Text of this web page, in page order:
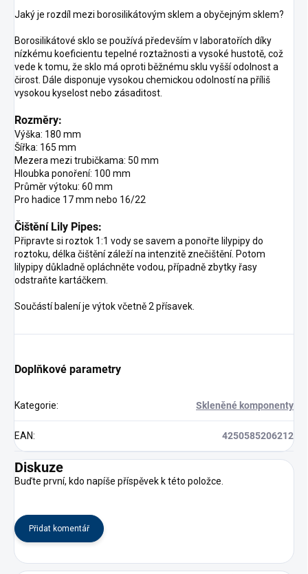
Jaký je rozdíl mezi borosilikátovým sklem a obyčejným sklem?
Borosilikátové sklo se používá především v laboratořích díky
nízkému koeficientu tepelné roztažnosti a vysoké hustotě, což
vede k tomu, že sklo má oproti běžnému sklu vyšší odolnost a
čirost. Dále disponuje vysokou chemickou odolností na příliš
vysokou kyselost nebo zásaditost.
Rozměry:
Výška: 180 mm
Šířka: 165 mm
Mezera mezi trubičkama: 50 mm
Hloubka ponoření: 100 mm
Průměr výtoku: 60 mm
Pro hadice 17 mm nebo 16/22
Čištění Lily Pipes:
Připravte si roztok 1:1 vody se savem a ponořte lilypipy do
roztoku, délka čištění záleží na intenzitě znečištění. Potom
lilypipy důkladně opláchněte vodou, případně zbytky řasy
odstraňte kartáčkem.
Součástí balení je výtok včetně 2 přísavek.
Doplňkové parametry
Kategorie: Skleněné komponenty
EAN: 4250585206212
Diskuze
Buďte první, kdo napíše příspěvek k této položce.
Přidat komentář